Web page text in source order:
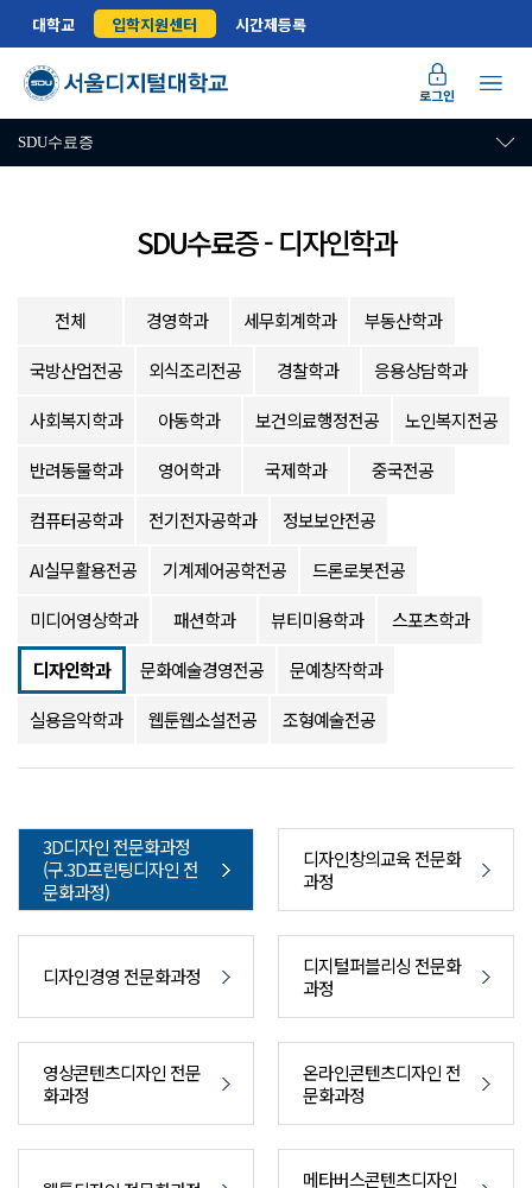
대학교 입학지원센터 시간제등록
로그인
SDU수료증
SDU수료증 - 디자인학과
전체 경영학과 세무회계학과
부동산학과
국방산업전공
외식조리전공 경찰학과
응용상담학과
사회복지학과
아동학과 보건의료행정전공
노인복지전공
반려동물학과
영어학과 국제학과
중국전공
컴퓨터공학과
전기전자공학과
정보보안전공
AI실무활용전공
기계제어공학전공
드론로봇전공
미디어영상학과
패션학과 뷰티미용학과
스포츠학과
디자인학과
문화예술경영전공
문예창작학과
실용음악학과
웹툰웹소설전공 조형예술전공
3D디자인 전문화과정
(구.3D프린팅디자인 전
문화과정)
디자인창의교육 전문화
과정
디자인경영 전문화과정
디지털퍼블리싱 전문화
과정
영상콘텐츠디자인 전문
화과정
온라인콘텐츠디자인 전
문화과정
메타버스콘텐츠디자인